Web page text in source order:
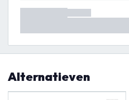
Alternatieven